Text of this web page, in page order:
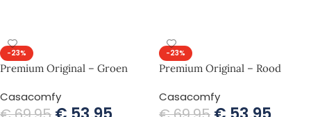
-23%
Premium Original – Groen
Casacomfy
-23%
Premium Original – Rood
Casacomfy